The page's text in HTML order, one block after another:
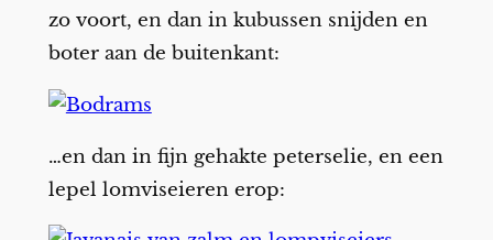
zo voort, en dan in kubussen snijden en
boter aan de buitenkant:
…en dan in fijn gehakte peterselie, en een
lepel lomviseieren erop: